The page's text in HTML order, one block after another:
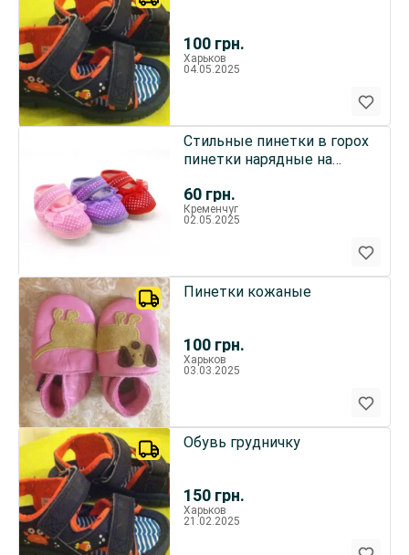
100 грн.
Харьков
04.05.2025
60 грн.
Стильные пинетки в горох
пинетки нарядные на
Кременчуг
02.05.2025
100 грн.
Пинетки кожаные
Харьков
03.03.2025
150 грн.
Обувь грудничку
Харьков
21.02.2025